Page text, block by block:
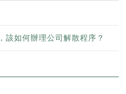
該如何辦理公司解散程序？